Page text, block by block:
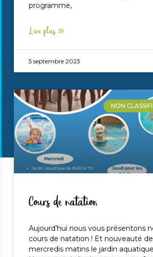
programme,
Lire plus »
5 septembre 2023
NON
Cours de natation
Aujourd’hui nous vous présentons
cours de natation ! Et nouveauté
mercredis matins le jardin